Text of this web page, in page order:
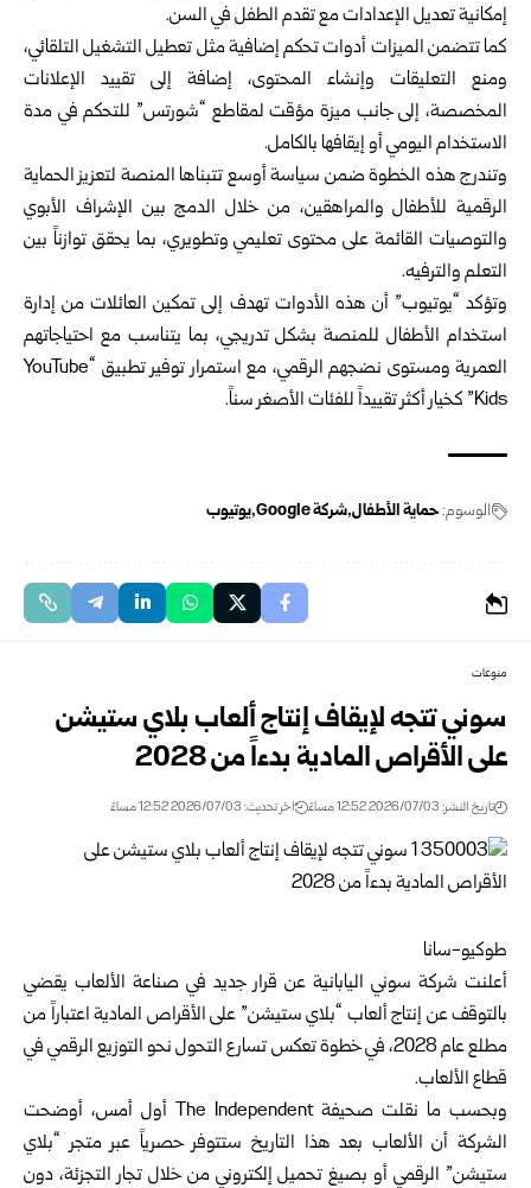
إمكانية تعديل الإعدادات مع تقدم الطفل في السن.
كما تتضمن الميزات أدوات تحكم إضافية مثل تعطيل التشغيل التلقائي،
ومنع التعليقات وإنشاء المحتوى، إضافة إلى تقييد الإعلانات
المخصصة، إلى جانب ميزة مؤقت لمقاطع “شورتس” للتحكم في مدة
الاستخدام اليومي أو إيقافها بالكامل.
وتندرج هذه الخطوة ضمن سياسة أوسع تتبناها المنصة لتعزيز الحماية
الرقمية للأطفال والمراهقين، من خلال الدمج بين الإشراف الأبوي
والتوصيات القائمة على محتوى تعليمي وتطويري، بما يحقق توازناً بين
التعلم والترفيه.
وتؤكد “يوتيوب” أن هذه الأدوات تهدف إلى تمكين العائلات من إدارة
استخدام الأطفال للمنصة بشكل تدريجي، بما يتناسب مع احتياجاتهم
العمرية ومستوى نضجهم الرقمي، مع استمرار توفير تطبيق “YouTube
Kids” كخيار أكثر تقييداً للفئات الأصغر سناً.
الوسوم:حماية الأطفال شركة Google يوتيوب
منوعات
سوني تتجه لإيقاف إنتاج ألعاب بلاي ستيشن
على الأقراص المادية بدءاً من 2028
تاريخ النشر: 2026/07/03 12:52 مساءً اخر تحديث: 2026/07/03 12:52 مساءً
طوكيو-سانا
أعلنت شركة سوني اليابانية عن قرار جديد في صناعة الألعاب يقضي
بالتوقف عن إنتاج ألعاب “بلاي ستيشن” على الأقراص المادية اعتباراً من
مطلع عام 2028، في خطوة تعكس تسارع التحول نحو التوزيع الرقمي في
قطاع الألعاب.
وبحسب ما نقلت صحيفة The Independent أول أمس، أوضحت
الشركة أن الألعاب بعد هذا التاريخ ستتوفر حصرياً عبر متجر “بلاي
ستيشن” الرقمي أو بصيغ تحميل إلكتروني من خلال تجار التجزئة، دون